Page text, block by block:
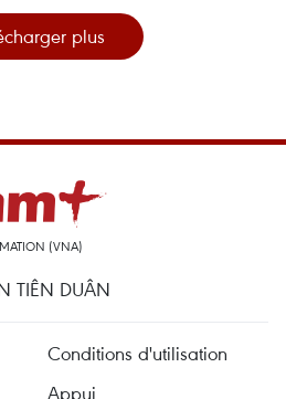
plus
(VNA)
TIÊN DUÂN
Conditions d'utilisation
Appui